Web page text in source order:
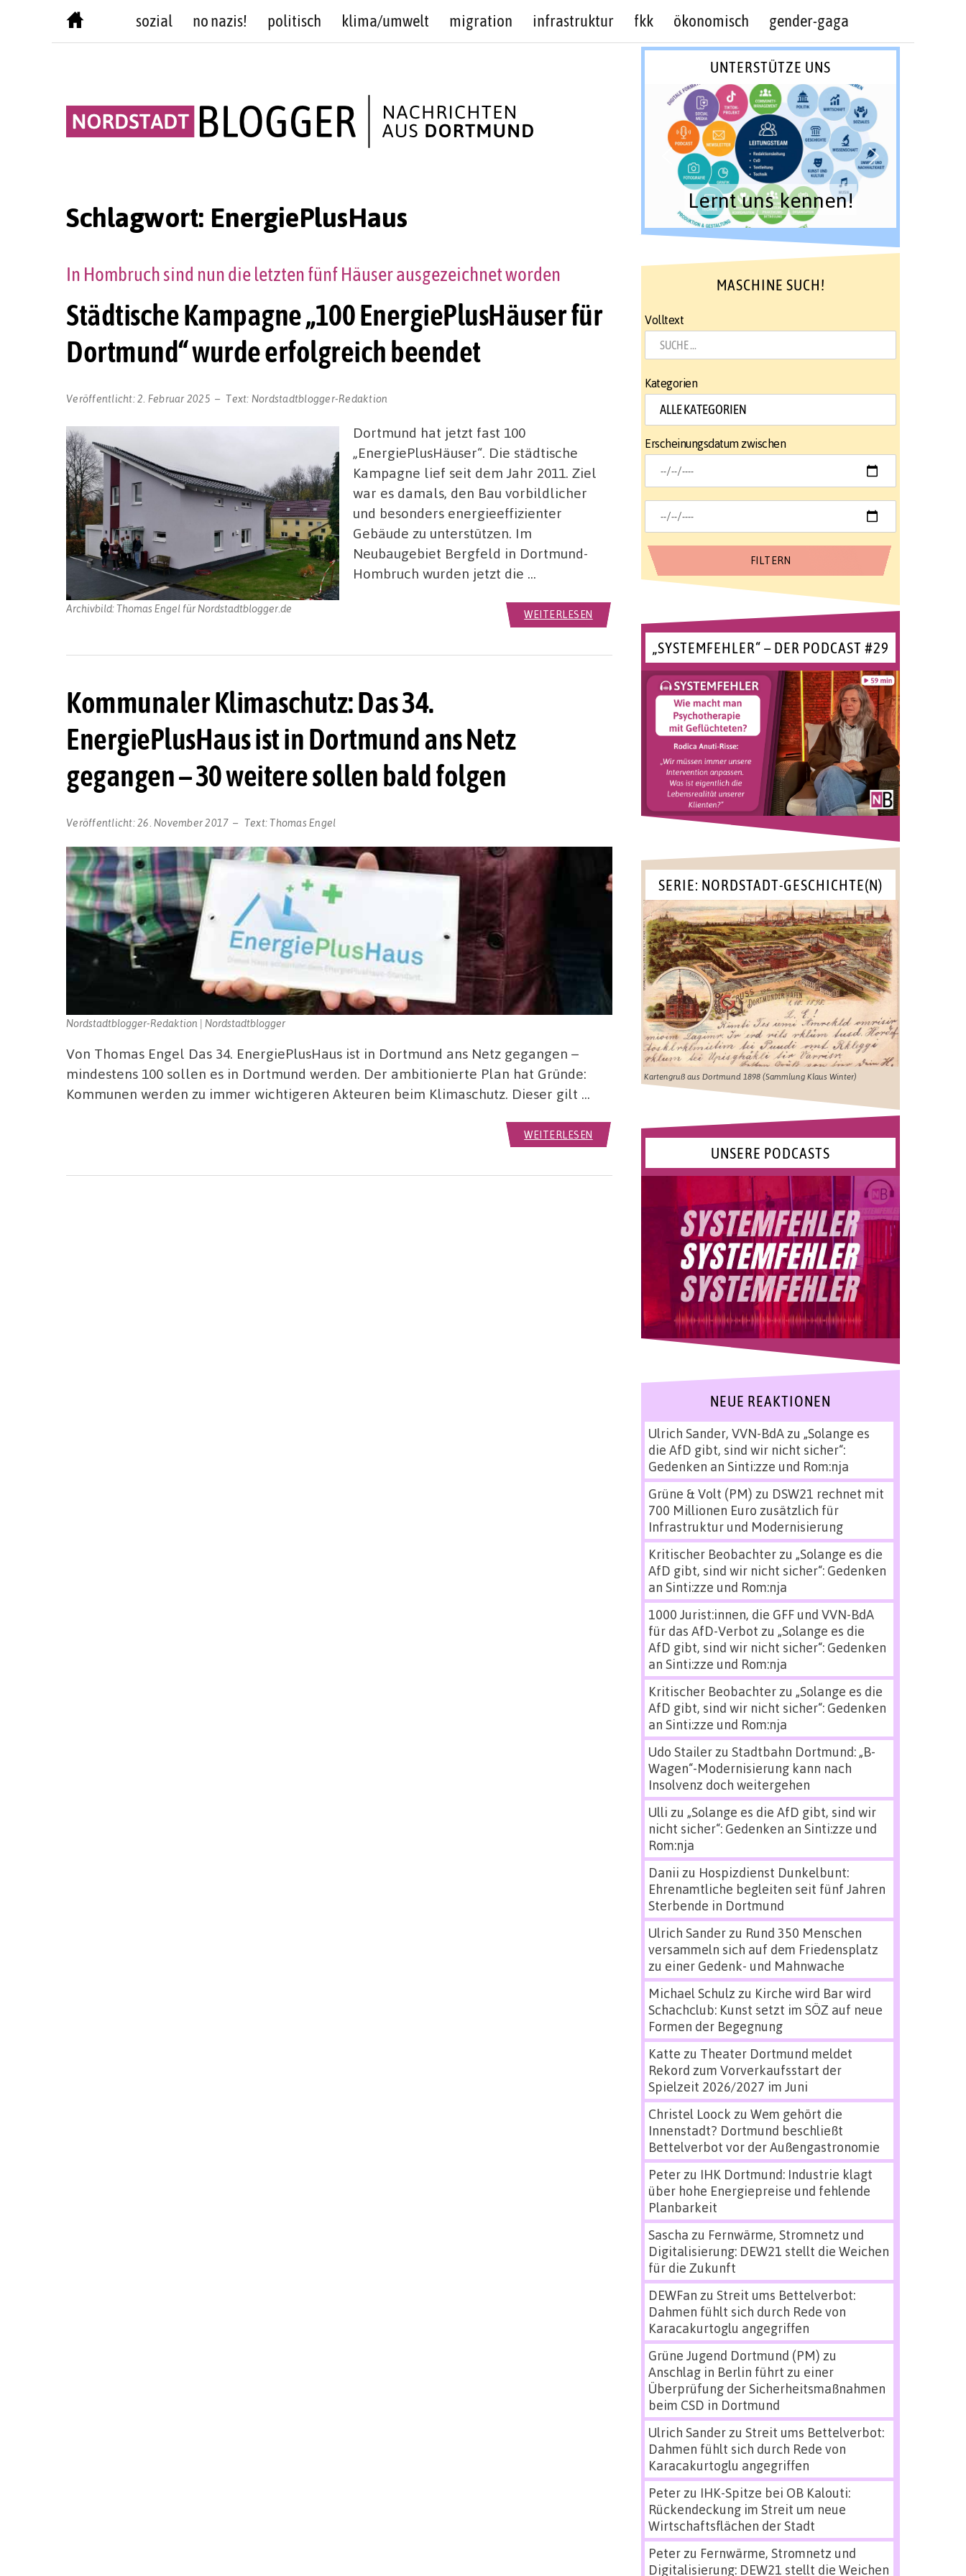
sozial no nazis! politisch klima/umwelt migration infrastruktur fkk ökonomisch gender-gaga
Schlagwort: EnergiePlusHaus
Städtische Kampagne „100 EnergiePlusHäuser für
Dortmund“ wurde erfolgreich beendet
In Hombruch sind nun die letzten fünf Häuser ausgezeichnet worden
Veröffentlicht:2. Februar 2025 Text: Nordstadtblogger-Redaktion
Archivbild: Thomas Engel für Nordstadtblogger.de
Dortmund hat jetzt fast 100
„EnergiePlusHäuser“. Die städtische
Kampagne lief seit dem Jahr 2011. Ziel
war es damals, den Bau vorbildlicher
und besonders energieeffizienter
Gebäude zu unterstützen. Im
Neubaugebiet Bergfeld in Dortmund-
Hombruch wurden jetzt die …
WEITERLESEN
Kommunaler Klimaschutz: Das 34.
EnergiePlusHaus ist in Dortmund ans Netz
gegangen – 30 weitere sollen bald folgen
Veröffentlicht:26. November 2017 Text:Thomas Engel
Nordstadtblogger-Redaktion | Nordstadtblogger
Von Thomas Engel Das 34. EnergiePlusHaus ist in Dortmund ans Netz gegangen –
mindestens 100 sollen es in Dortmund werden. Der ambitionierte Plan hat Gründe:
Kommunen werden zu immer wichtigeren Akteuren beim Klimaschutz. Dieser gilt …
WEITERLESEN
UNTERSTÜTZE UNS
Lernt uns kennen!
MASCHINE SUCH!
Volltext
Kategorien
Erscheinungsdatum zwischen
„SYSTEMFEHLER“ – DER PODCAST #29
SERIE: NORDSTADT-GESCHICHTE(N)
Kartengruß aus Dortmund 1898 (Sammlung Klaus Winter)
UNSERE PODCASTS
NEUE REAKTIONEN
Ulrich Sander, VVN-BdAzu „Solange es
die AfD gibt, sind wir nicht sicher“:
Gedenken an Sinti:zze und Rom:nja
Grüne & Volt (PM) zu DSW21 rechnet mit
700 Millionen Euro zusätzlich für
Infrastruktur und Modernisierung
Kritischer Beobachterzu „Solange es die
AfD gibt, sind wir nicht sicher“: Gedenken
an Sinti:zze und Rom:nja
1000 Jurist:innen, die GFF und VVN-BdA
für das AfD-Verbot zu „Solange es die
AfD gibt, sind wir nicht sicher“: Gedenken
an Sinti:zze und Rom:nja
Kritischer Beobachterzu „Solange es die
AfD gibt, sind wir nicht sicher“: Gedenken
an Sinti:zze und Rom:nja
Udo Stailerzu Stadtbahn Dortmund: „B-
Wagen“-Modernisierung kann nach
Insolvenz doch weitergehen
Ulli zu „Solange es die AfD gibt, sind wir
nicht sicher“: Gedenken an Sinti:zze und
Rom:nja
Danii zu Hospizdienst Dunkelbunt:
Ehrenamtliche begleiten seit fünf Jahren
Sterbende in Dortmund
Ulrich Sanderzu Rund 350 Menschen
versammeln sich auf dem Friedensplatz
zu einer Gedenk- und Mahnwache
Michael Schulz zu Kirche wird Bar wird
Schachclub: Kunst setzt im SÖZ auf neue
Formen der Begegnung
Katte zu Theater Dortmund meldet
Rekord zum Vorverkaufsstart der
Spielzeit 2026/2027 im Juni
Christel Loock zu Wem gehört die
Innenstadt? Dortmund beschließt
Bettelverbot vor der Außengastronomie
Peterzu IHK Dortmund: Industrie klagt
über hohe Energiepreise und fehlende
Planbarkeit
Sascha zu Fernwärme, Stromnetz und
Digitalisierung: DEW21 stellt die Weichen
für die Zukunft
DEWFan zu Streit ums Bettelverbot:
Dahmen fühlt sich durch Rede von
Karacakurtoglu angegriffen
Grüne Jugend Dortmund (PM) zu
Anschlag in Berlin führt zu einer
Überprüfung der Sicherheitsmaßnahmen
beim CSD in Dortmund
Ulrich Sanderzu Streit ums Bettelverbot:
Dahmen fühlt sich durch Rede von
Karacakurtoglu angegriffen
Peterzu IHK-Spitze bei OB Kalouti:
Rückendeckung im Streit um neue
Wirtschaftsflächen der Stadt
Peterzu Fernwärme, Stromnetz und
Digitalisierung: DEW21 stellt die Weichen